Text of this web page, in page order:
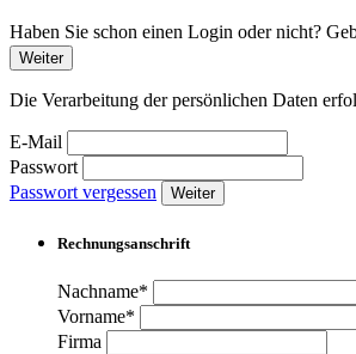
Haben Sie schon einen Login oder nicht?
Weiter
Die Verarbeitung der persönlichen Daten
E-Mail
Passwort
Passwort vergessen
Weiter
Rechnungsanschrift
Nachname*
Vorname*
Firma